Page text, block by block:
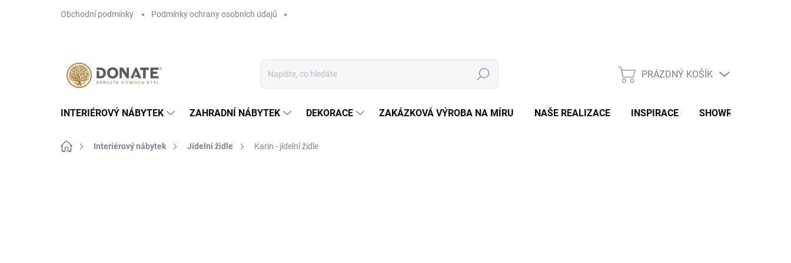
Obchodní podmínky Podmínky ochrany osobních údajů
Hledat
NÁKUPNÍ
PRÁZDNÝ KOŠÍK
INTERIÉROVÝ NÁBYTEK ZAHRADNÍ NÁBYTEK DEKORACE ZAKÁZKOVÁ VÝROBA NA MÍRU NAŠE REALIZACE INSPIRACE SHOWROOM
Domů Interiérový nábytek Jídelní židle Karin - jídelní židle